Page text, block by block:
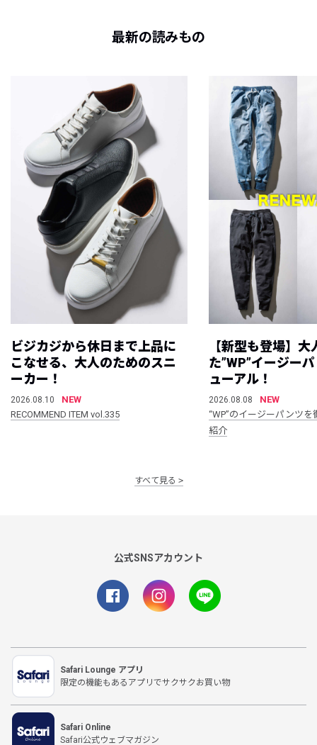
最新の読みもの
ビジカジから休日まで上品に
こなせる、大人のためのスニ
ーカー！
2026.08.10
NEW
RECOMMEND ITEM vol.335
【新型も登場】大
た”WP”イージー
ューアル！
2026.08.08
NEW
“WP”のイージーパンツ
紹介
すべて見る
公式SNSアカウント
Safari Lounge アプリ
限定の機能もあるアプリでサクサクお買い物
Safari Online
Safari公式ウェブマガジン